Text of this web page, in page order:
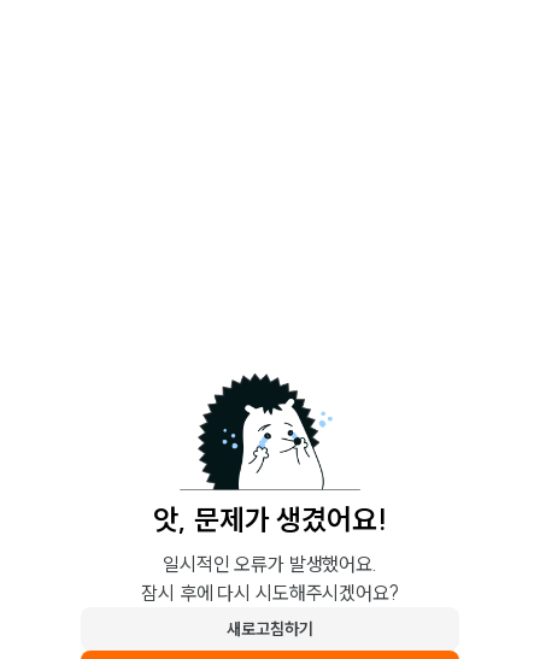
앗, 문제가 생겼어요!
일시적인 오류가 발생했어요.
잠시 후에 다시 시도해주시겠어요?
새로고침하기